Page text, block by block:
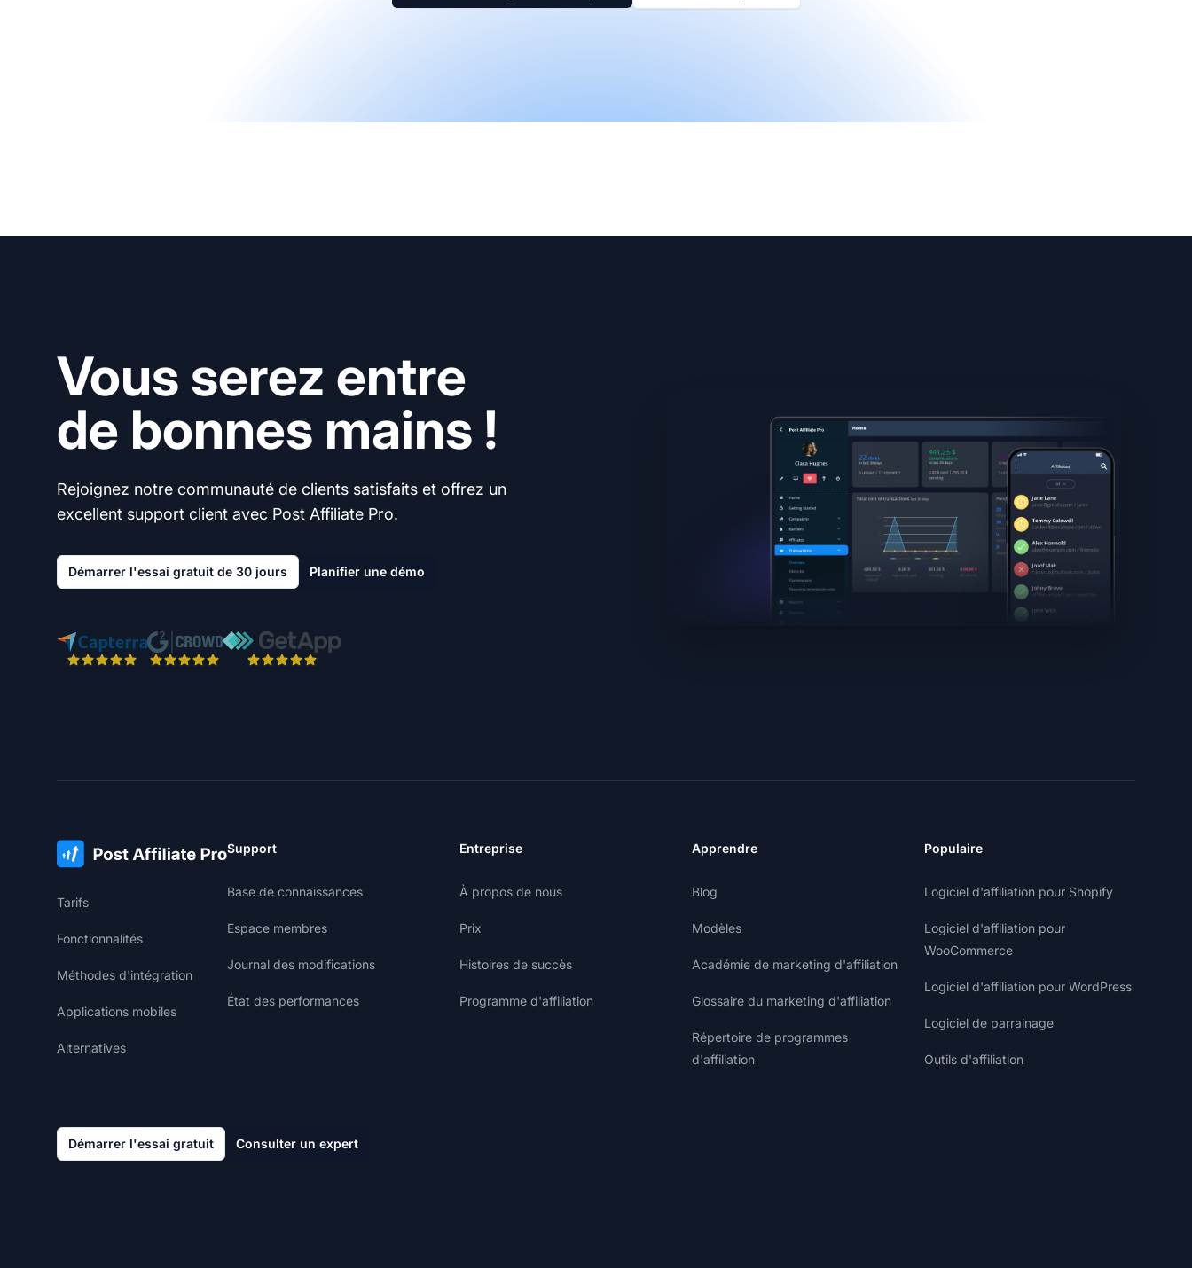
Vous serez entre
de bonnes mains !
Rejoignez notre communauté de clients satisfaits et offrez un
excellent support client avec Post Affiliate Pro.
Démarrer l'essai gratuit de 30 jours Planifier une démo
Tarifs
Fonctionnalités
Méthodes d'intégration
Applications mobiles
Alternatives
Support
Base de connaissances
Espace membres
Journal des modifications
État des performances
Entreprise
À propos de nous
Prix
Histoires de succès
Programme d'affiliation
Apprendre
Blog
Modèles
Académie de marketing d'affiliation
Glossaire du marketing d'affiliation
Répertoire de programmes
d'affiliation
Populaire
Logiciel d'affiliation pour Shopify
Logiciel d'affiliation pour
WooCommerce
Logiciel d'affiliation pour WordPress
Logiciel de parrainage
Outils d'affiliation
Démarrer l'essai gratuit Consulter un expert